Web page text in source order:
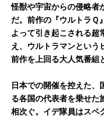
怪獣や宇宙からの侵略者
だ。前作の『ウルトラＱ
よって引き起こされる超
え、ウルトラマンという
前作を上回る大人気番組
日本での開催を控えた
る各国の代表者を乗せた
相次ぐ。イデ隊員はスペ